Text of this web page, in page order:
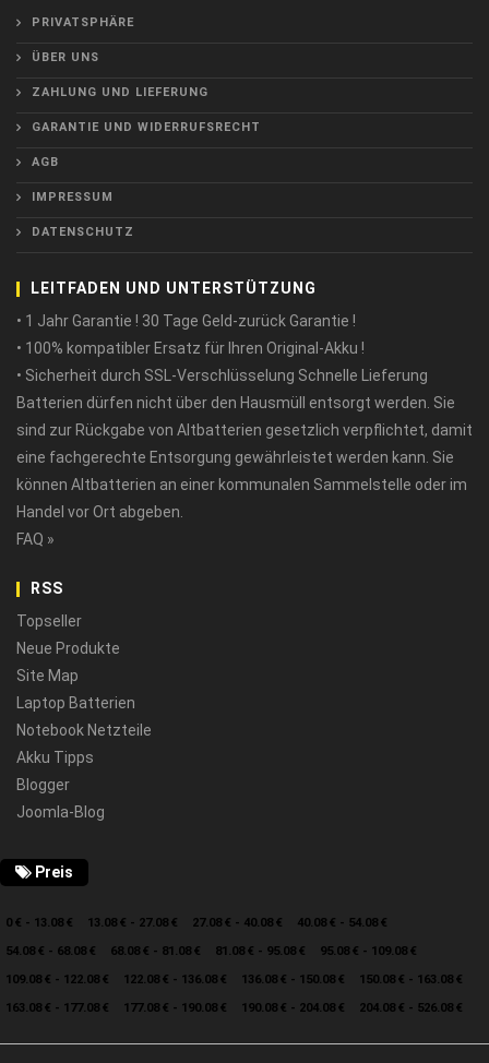
PRIVATSPHÄRE
ÜBER UNS
ZAHLUNG UND LIEFERUNG
GARANTIE UND WIDERRUFSRECHT
AGB
IMPRESSUM
DATENSCHUTZ
LEITFADEN UND UNTERSTÜTZUNG
• 1 Jahr Garantie ! 30 Tage Geld-zurück Garantie !
• 100% kompatibler Ersatz für Ihren Original-Akku !
• Sicherheit durch SSL-Verschlüsselung Schnelle Lieferung
Batterien dürfen nicht über den Hausmüll entsorgt werden. Sie
sind zur Rückgabe von Altbatterien gesetzlich verpflichtet, damit
eine fachgerechte Entsorgung gewährleistet werden kann. Sie
können Altbatterien an einer kommunalen Sammelstelle oder im
Handel vor Ort abgeben.
FAQ »
RSS
Topseller
Neue Produkte
Site Map
Laptop Batterien
Notebook Netzteile
Akku Tipps
Blogger
Joomla-Blog
Preis
0 € - 13.08 € 13.08 € - 27.08 € 27.08 € - 40.08 €
40.08 € - 54.08 €
54.08 € - 68.08 €
68.08 € - 81.08 € 81.08 € - 95.08 €
95.08 € - 109.08 €
109.08 € - 122.08 €
122.08 € - 136.08 € 136.08 € - 150.08 €
150.08 € - 163.08 €
163.08 € - 177.08 €
177.08 € - 190.08 € 190.08 € - 204.08 € 204.08 € - 526.08 €